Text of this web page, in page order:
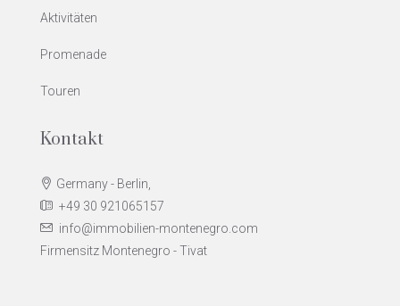
Aktivitäten
Promenade
Touren
Kontakt
Germany - Berlin,
+49 30 921065157
info@immobilien-montenegro.com
Firmensitz Montenegro - Tivat